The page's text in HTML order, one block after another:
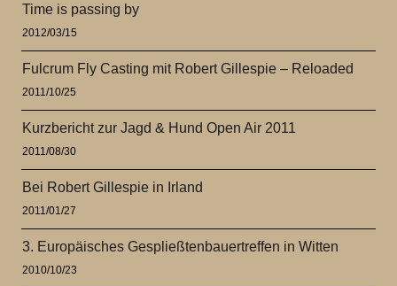
Time is passing by
2012/03/15
Fulcrum Fly Casting mit Robert Gillespie – Reloaded
2011/10/25
Kurzbericht zur Jagd & Hund Open Air 2011
2011/08/30
Bei Robert Gillespie in Irland
2011/01/27
3. Europäisches Gespließtenbauertreffen in Witten
2010/10/23